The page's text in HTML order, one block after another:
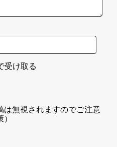
受け取る
は無視されますのでご注意